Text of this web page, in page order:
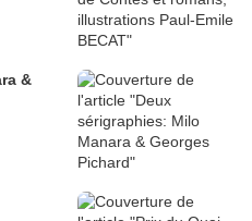
&